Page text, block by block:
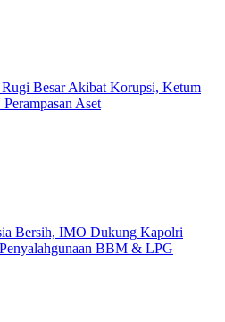
Rugi Besar Akibat Korupsi, Ketum
Aset
Bersih, IMO Dukung Kapolri
BBM & LPG